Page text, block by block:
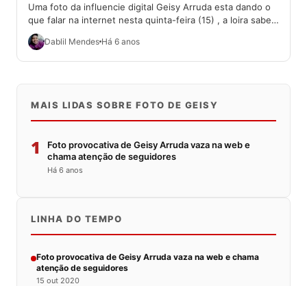
Uma foto da influencie digital Geisy Arruda esta dando o
que falar na internet nesta quinta-feira (15) , a loira sabe
como...
Dablil Mendes Há 6 anos
MAIS LIDAS SOBRE FOTO DE GEISY
1
Foto provocativa de Geisy Arruda vaza na web e
chama atenção de seguidores
Há 6 anos
LINHA DO TEMPO
Foto provocativa de Geisy Arruda vaza na web e chama
atenção de seguidores
15 out 2020